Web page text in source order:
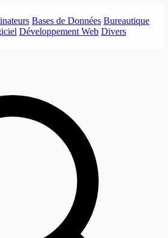
Bases de Données Bureautique
Développement Web Divers